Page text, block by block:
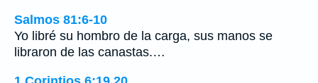
Salmos 81:6-10
Yo libré su hombro de la carga, sus manos se
libraron de las canastas.…